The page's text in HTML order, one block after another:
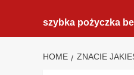
szybka pożyczka
HOME ZNACIE